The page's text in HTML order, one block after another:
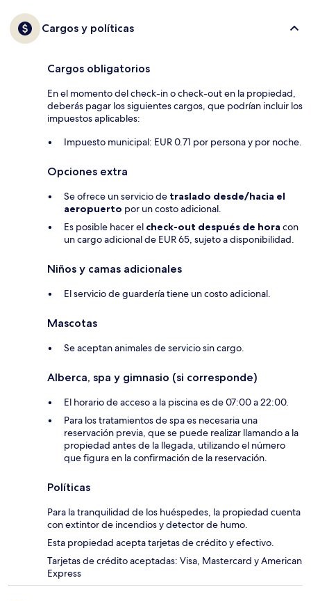
Cargos y políticas
Cargos obligatorios
En el momento del check-in o check-out en la propiedad,
deberás pagar los siguientes cargos, que podrían incluir los
impuestos aplicables:
Impuesto municipal: EUR 0.71 por persona y por noche.
Opciones extra
Se ofrece un servicio de traslado desde/hacia el
aeropuerto por un costo adicional.
Es posible hacer el check-out después de hora con
un cargo adicional de EUR 65, sujeto a disponibilidad.
Niños y camas adicionales
El servicio de guardería tiene un costo adicional.
Mascotas
Se aceptan animales de servicio sin cargo.
Alberca, spa y gimnasio (si corresponde)
El horario de acceso a la piscina es de 07:00 a 22:00.
Para los tratamientos de spa es necesaria una
reservación previa, que se puede realizar llamando a la
propiedad antes de la llegada, utilizando el número
que figura en la confirmación de la reservación.
Políticas
Para la tranquilidad de los huéspedes, la propiedad cuenta
con extintor de incendios y detector de humo.
Esta propiedad acepta tarjetas de crédito y efectivo.
Tarjetas de crédito aceptadas: Visa, Mastercard y American
Express